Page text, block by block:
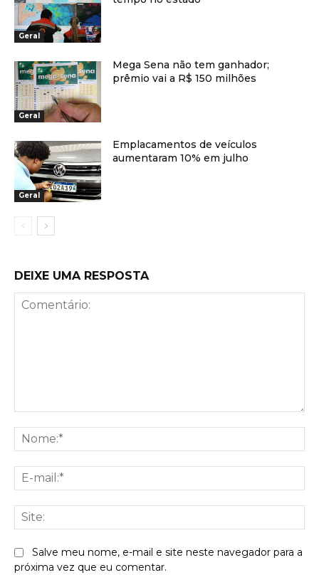
Geral
Geral
Mega Sena não tem ganhador;
prêmio vai a R$ 150 milhões
Geral
Emplacamentos de veículos
aumentaram 10% em julho
DEIXE UMA RESPOSTA
Salve meu nome, e-mail e site neste navegador para a
próxima vez que eu comentar.